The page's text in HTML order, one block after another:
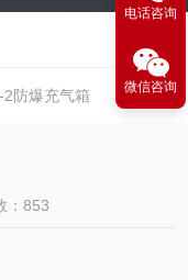
2防爆充气箱
：853
电话咨询
微信咨询